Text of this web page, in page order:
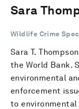
Sara
Wildlife Crime
Sara T.
the World Bank.
environmental
enforcement
to